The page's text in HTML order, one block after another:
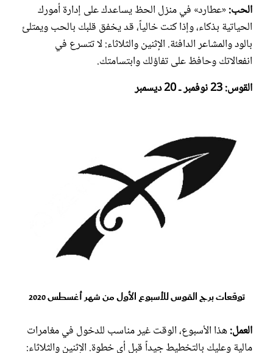
الحب:«عطارد» في منزل الحظ يساعدك على إدارة أمورك
الحياتية بذكاء، وإذا كنت خالياً، قد يخفق قلبك بالحب ويمتلئ
بالود والمشاعر الدافئة. الإثنين والثلاثاء: لا تتسرع في
انفعالاتك وحافظ على تفاؤلك وابتسامتك.
القوس: 23 نوفمبر ـ 20 ديسمبر
توقعات برج القوس للأسبوع الأول من شهر أغسطس 2020
العمل:هذا الأسبوع، الوقت غير مناسب للدخول في مغامرات
مالية وعليك بالتخطيط جيداً قبل أي خطوة. الإثنين والثلاثاء: